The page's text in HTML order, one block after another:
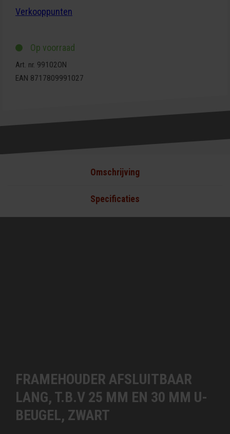
Verkooppunten
Op voorraad
Art. nr. 99102ON
EAN 8717809991027
Omschrijving
Specificaties
FRAMEHOUDER AFSLUITBAAR
LANG, T.B.V 25 MM EN 30 MM U-
BEUGEL, ZWART